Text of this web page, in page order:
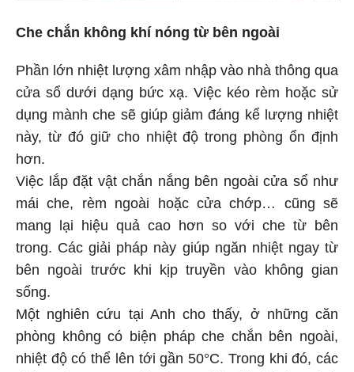
Che chắn không khí nóng từ bên ngoài
Phần lớn nhiệt lượng xâm nhập vào nhà thông qua
cửa sổ dưới dạng bức xạ. Việc kéo rèm hoặc sử
dụng mành che sẽ giúp giảm đáng kể lượng nhiệt
này, từ đó giữ cho nhiệt độ trong phòng ổn định
hơn.
Việc lắp đặt vật chắn nắng bên ngoài cửa sổ như
mái che, rèm ngoài hoặc cửa chớp… cũng sẽ
mang lại hiệu quả cao hơn so với che từ bên
trong. Các giải pháp này giúp ngăn nhiệt ngay từ
bên ngoài trước khi kịp truyền vào không gian
sống.
Một nghiên cứu tại Anh cho thấy, ở những căn
phòng không có biện pháp che chắn bên ngoài,
nhiệt độ có thể lên tới gần 50°C. Trong khi đó, các